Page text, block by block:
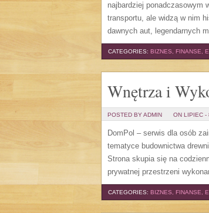
najbardziej ponadczasowym
transportu, ale widzą w nim
dawnych aut, legendarnych
CATEGORIES: BIZNES, FINANSE,
Wnętrza i
POSTED BY ADMIN ON LIPIEC -
DomPol – serwis dla osób
tematyce budownictwa
Strona skupia się na
prywatnej przestrzeni
CATEGORIES: BIZNES, FINANSE,